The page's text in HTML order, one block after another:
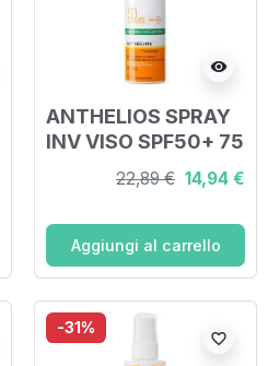
visibility
ANTHELIOS SPRAY
INV VISO SPF50+ 75
22,89 € 14,94 €
Aggiungi al carrello
-31%
favorite_border